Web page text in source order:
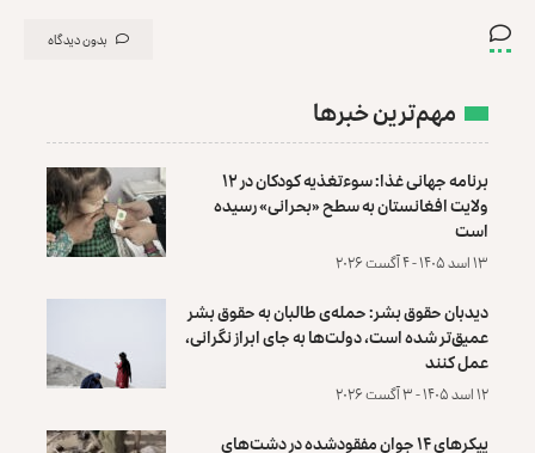
بدون دیدگاه
مهم‌ترین خبرها
برنامه جهانی غذا: سوءتغذیه کودکان در ۱۲
ولایت افغانستان به سطح «بحرانی» رسیده
است
۱۳ اسد ۱۴۰۵ - ۴ آگست ۲۰۲۶
دیدبان حقوق بشر: حمله‌ی طالبان به حقوق بشر
عمیق‌تر شده است، دولت‌ها به جای ابراز نگرانی،
عمل کنند
۱۲ اسد ۱۴۰۵ - ۳ آگست ۲۰۲۶
پیکرهای ۱۴ جوان مفقودشده در دشت‌های